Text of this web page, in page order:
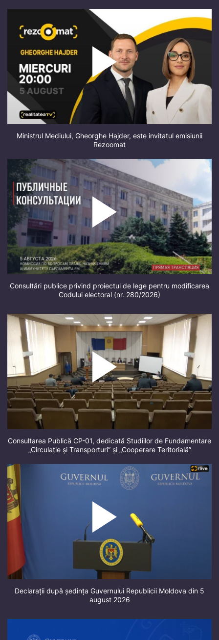
Ministrul Mediului, Gheorghe Hajder, este invitatul emisiunii
Rezoomat
Consultări publice privind proiectul de lege pentru modificarea
Codului electoral (nr. 280/2026)
Consultarea Publică CP-01, dedicată Studiilor de Fundamentare
„Circulație și Transporturi” și „Cooperare Teritorială”
Declarații după ședința Guvernului Republicii Moldova din 5
august 2026